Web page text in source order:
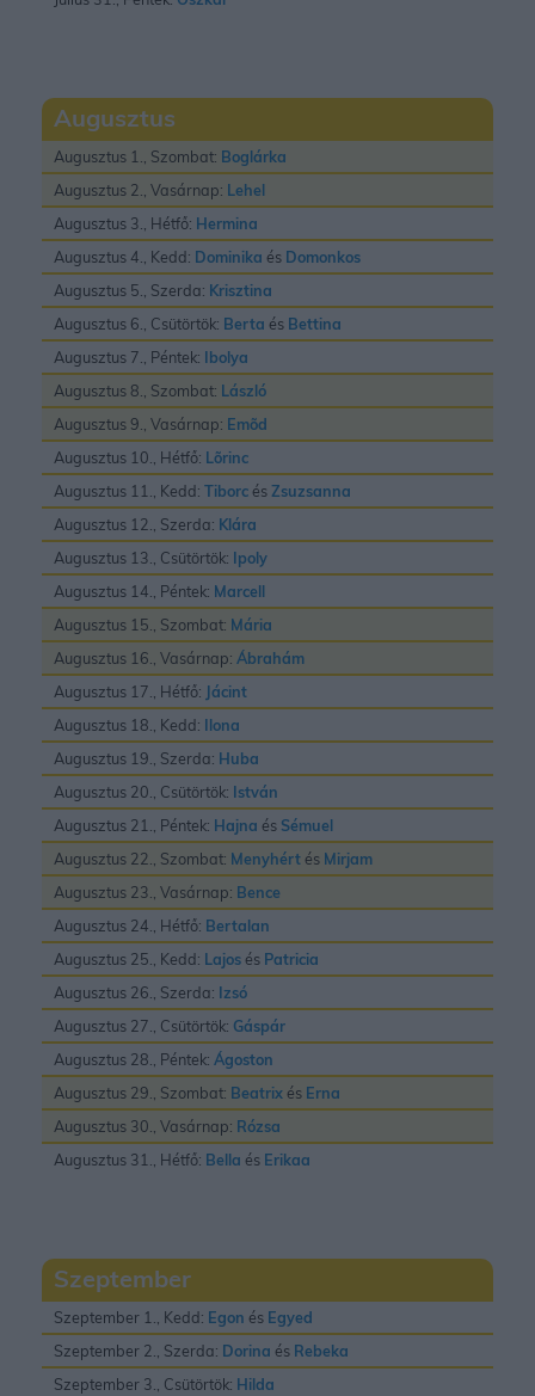
Augusztus
Augusztus 1., Szombat: Boglárka
Augusztus 2., Vasárnap: Lehel
Augusztus 3., Hétfő: Hermina
Augusztus 4., Kedd: Dominika és Domonkos
Augusztus 5., Szerda: Krisztina
Augusztus 6., Csütörtök: Berta és Bettina
Augusztus 7., Péntek: Ibolya
Augusztus 8., Szombat: László
Augusztus 9., Vasárnap: Emõd
Augusztus 10., Hétfő: Lõrinc
Augusztus 11., Kedd: Tiborc ésZsuzsanna
Augusztus 12., Szerda: Klára
Augusztus 13., Csütörtök: Ipoly
Augusztus 14., Péntek: Marcell
Augusztus 15., Szombat: Mária
Augusztus 16., Vasárnap: Ábrahám
Augusztus 17., Hétfő: Jácint
Augusztus 18., Kedd: Ilona
Augusztus 19., Szerda: Huba
Augusztus 20., Csütörtök: István
Augusztus 21., Péntek: Hajna és Sémuel
Augusztus 22., Szombat: Menyhért és Mirjam
Augusztus 23., Vasárnap: Bence
Augusztus 24., Hétfő: Bertalan
Augusztus 25., Kedd: Lajos és Patricia
Augusztus 26., Szerda: Izsó
Augusztus 27., Csütörtök: Gáspár
Augusztus 28., Péntek: Ágoston
Augusztus 29., Szombat: Beatrix és Erna
Augusztus 30., Vasárnap: Rózsa
Augusztus 31., Hétfő: Bella és Erikaa
Szeptember
Szeptember 1., Kedd: Egon és Egyed
Szeptember 2., Szerda: Dorina és Rebeka
Szeptember 3., Csütörtök: Hilda